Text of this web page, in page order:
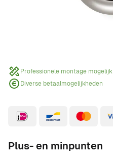
Professionele montage mogelijk
Diverse betaalmogelijkheden
Plus- en minpunten